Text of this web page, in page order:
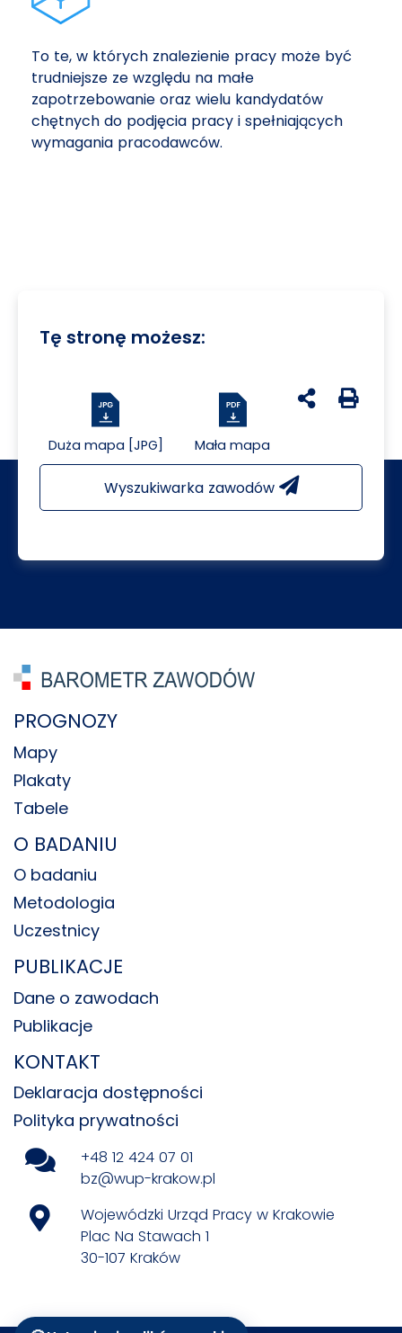
To te, w których znalezienie pracy może być
trudniejsze ze względu na małe
zapotrzebowanie oraz wielu kandydatów
chętnych do podjęcia pracy i spełniających
wymagania pracodawców.
Tę stronę możesz:
Duża mapa [JPG] Mała mapa
udostępnij na
Generuj
Wyszukiwarka zawodów
PROGNOZY
Mapy
Plakaty
Tabele
O BADANIU
O badaniu
Metodologia
Uczestnicy
PUBLIKACJE
Dane o zawodach
Publikacje
KONTAKT
Deklaracja dostępności
Polityka prywatności
+48 12 424 07 01
bz@wup-krakow.pl
Wojewódzki Urząd Pracy w Krakowie
Plac Na Stawach 1
30-107 Kraków